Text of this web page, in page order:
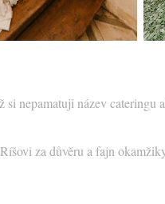
si nepamatuji název cateringu
za důvěru a fajn